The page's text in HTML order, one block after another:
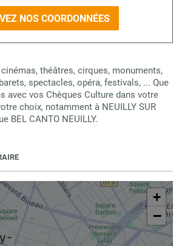
NOS COORDONNÉES
théâtres, cirques, monuments,
spectacles, opéra, festivals, ... Que
avec vos Chèques Culture dans votre
choix, notamment à NEUILLY SUR
BEL CANTO NEUILLY.
+
−